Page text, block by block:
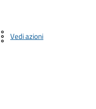
Vedi azioni